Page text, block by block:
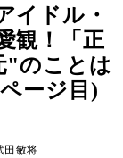
イドル・
観！「正
"のことは
ージ目)
田敏将